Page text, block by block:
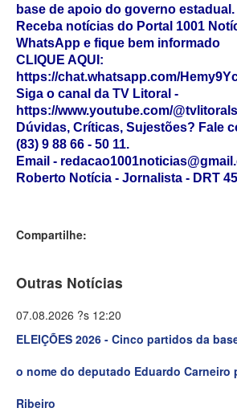
base de apoio do governo estadual.
Receba notícias do Portal 1001
WhatsApp e fique bem informado
CLIQUE AQUI:
https://chat.whatsapp.com/
Siga o canal da TV Litoral -
https://www.youtube.com/
Dúvidas, Críticas, Sujestões? Fale
(83) 9 88 66 - 50 11.
Email -
Roberto Notícia - Jornalista - DRT
Compartilhe:
Outras Notícias
07.08.2026 ?s 12:20
ELEIÇÕES 2026 - Cinco partidos da
o nome do deputado Eduardo Carneiro
Ribeiro